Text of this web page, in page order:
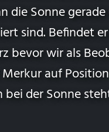
die Sonne
sind. Befindet
bevor wir als
auf
der Sonne